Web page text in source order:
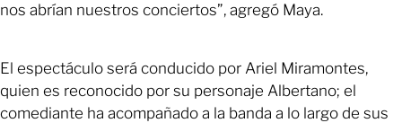
nos abrían nuestros conciertos”, agregó Maya.
El espectáculo será conducido por Ariel Miramontes,
quien es reconocido por su personaje Albertano; el
comediante ha acompañado a la banda a lo largo de sus